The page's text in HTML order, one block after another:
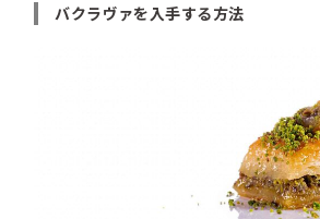
バクラヴァを入手する方法